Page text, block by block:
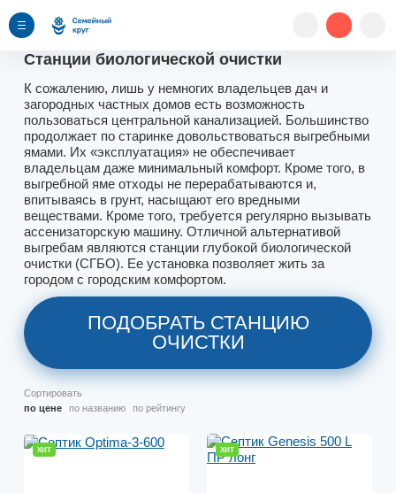
Станции биологической очистки
К сожалению, лишь у немногих владельцев дач и
загородных частных домов есть возможность
пользоваться центральной канализацией. Большинство
продолжает по старинке довольствоваться выгребными
ямами. Их «эксплуатация» не обеспечивает
владельцам даже минимальный комфорт. Кроме того, в
выгребной яме отходы не перерабатываются и,
впитываясь в грунт, насыщают его вредными
веществами. Кроме того, требуется регулярно вызывать
ассенизаторскую машину. Отличной альтернативой
выгребам являются станции глубокой биологической
очистки (СГБО). Ее установка позволяет жить за
городом с городским комфортом.
ПОДОБРАТЬ СТАНЦИЮ
ОЧИСТКИ
Сортировать
по цене
по названию по рейтингу
ХИТ ХИТ